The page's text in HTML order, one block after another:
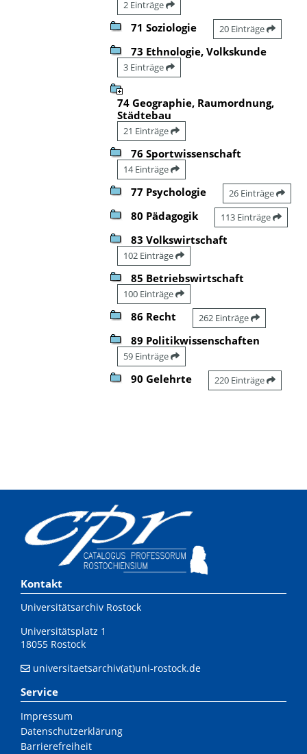
2 Einträge
71 Soziologie 20 Einträge
73 Ethnologie, Volkskunde
3 Einträge
74 Geographie, Raumordnung,
Städtebau
21 Einträge
76 Sportwissenschaft
14 Einträge
77 Psychologie 26 Einträge
80 Pädagogik 113 Einträge
83 Volkswirtschaft
102 Einträge
85 Betriebswirtschaft
100 Einträge
86 Recht 262 Einträge
89 Politikwissenschaften
59 Einträge
90 Gelehrte 220 Einträge
Kontakt
Universitätsarchiv Rostock
Universitätsplatz 1
18055 Rostock
universitaetsarchiv(at)uni-rostock.de
Service
Impressum
Datenschutzerklärung
Barrierefreiheit